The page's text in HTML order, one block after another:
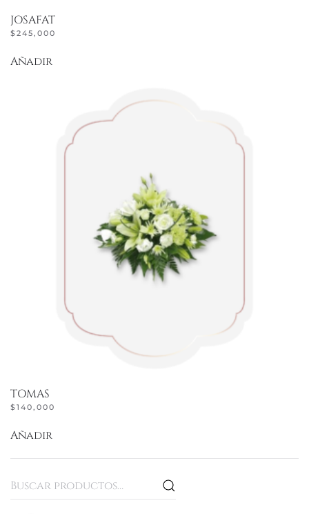
JOSAFAT
$245,000
Añadir
TOMAS
$140,000
Añadir
Buscar
por: